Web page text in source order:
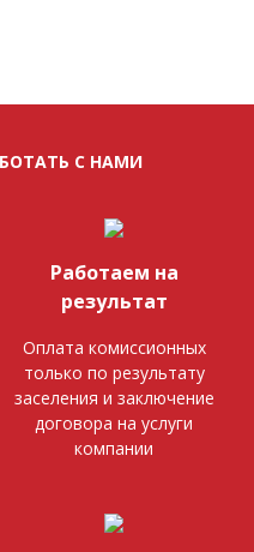
С НАМИ
Работаем на
результат
Оплата комиссионных
только по результату
заселения и заключение
договора на услуги
компании